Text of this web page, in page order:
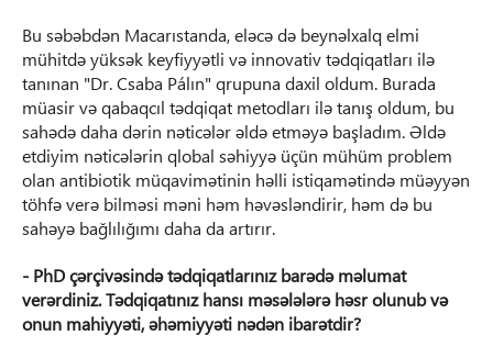
Bu səbəbdən Macarıstanda, eləcə də beynəlxalq elmi
mühitdə yüksək keyfiyyətli və innovativ tədqiqatları ilə
tanınan "Dr. Csaba Pálın" qrupuna daxil oldum. Burada
müasir və qabaqcıl tədqiqat metodları ilə tanış oldum, bu
sahədə daha dərin nəticələr əldə etməyə başladım. Əldə
etdiyim nəticələrin qlobal səhiyyə üçün mühüm problem
olan antibiotik müqavimətinin həlli istiqamətində müəyyən
töhfə verə bilməsi məni həm həvəsləndirir, həm də bu
sahəyə bağlılığımı daha da artırır.
- PhD çərçivəsində tədqiqatlarınız barədə məlumat
verərdiniz. Tədqiqatınız hansı məsələlərə həsr olunub və
onun mahiyyəti, əhəmiyyəti nədən ibarətdir?